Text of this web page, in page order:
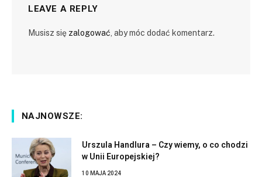
LEAVE A REPLY
Musisz się zalogować , aby móc dodać komentarz.
NAJNOWSZE:
Urszula Handlura – Czy wiemy, o co chodzi
w Unii Europejskiej?
10 MAJA 2024